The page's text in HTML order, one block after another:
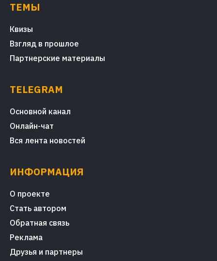
ТЕМЫ
Квизы
Взгляд в прошлое
Партнерские материалы
TELEGRAM
Основной канал
Онлайн-чат
Вся лента новостей
ИНФОРМАЦИЯ
О проекте
Стать автором
Обратная связь
Реклама
Друзья и партнеры